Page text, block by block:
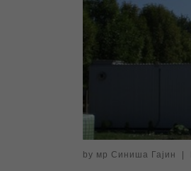
by мр Синиша Гајин